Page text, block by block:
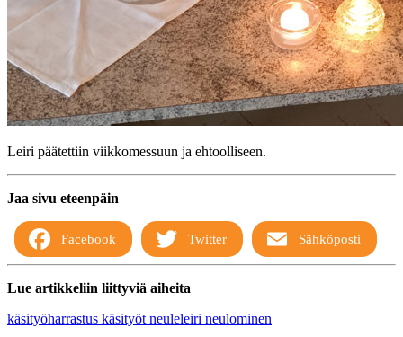
Leiri päätettiin viikkomessuun ja ehtoolliseen.
Jaa sivu eteenpäin
Facebook Twitter Sähköposti
Lue artikkeliin liittyviä aiheita
käsityöharrastus käsityötneuleleiri neulominen